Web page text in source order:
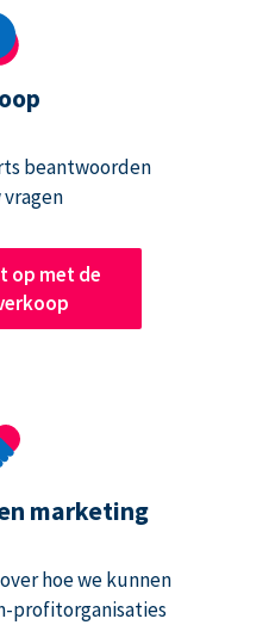
beantwoorden
vragen
op met de
marketing
hoe we kunnen
profitorganisaties